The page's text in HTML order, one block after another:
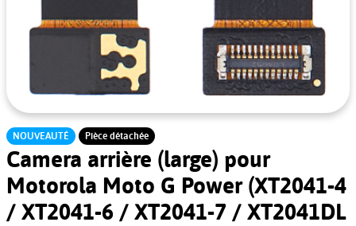
NOUVEAUTÉ Pièce détachée
Camera arrière (large) pour
Motorola Moto G Power (XT2041-4
/ XT2041-6 / XT2041-7 / XT2041DL